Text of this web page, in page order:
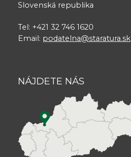
Slovenská republika
Tel: +421 32 746 1620
Email: podatelna@staratura.sk
NÁJDETE NÁS